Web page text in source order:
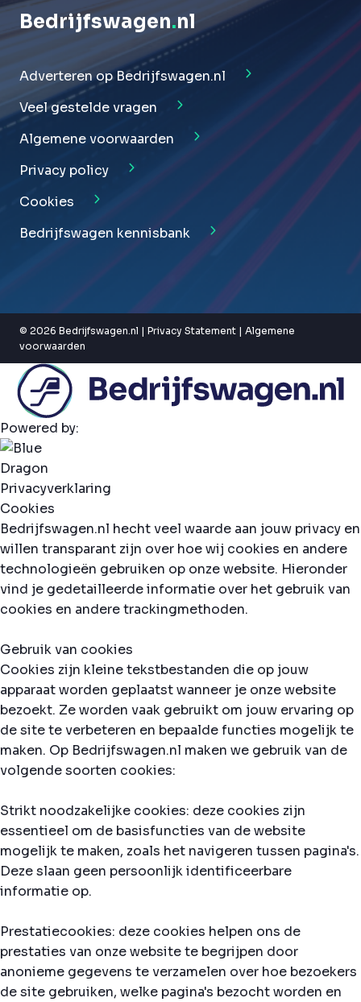
Bedrijfswagen.nl
Adverteren op Bedrijfswagen.nl
Veel gestelde vragen
Algemene voorwaarden
Privacy policy
Cookies
Bedrijfswagen kennisbank
© 2026 Bedrijfswagen.nl | Privacy Statement | Algemene
voorwaarden
Powered by:
Privacyverklaring
Cookies
Bedrijfswagen.nl hecht veel waarde aan jouw privacy en
willen transparant zijn over hoe wij cookies en andere
technologieën gebruiken op onze website. Hieronder
vind je gedetailleerde informatie over het gebruik van
cookies en andere trackingmethoden.
Gebruik van cookies
Cookies zijn kleine tekstbestanden die op jouw
apparaat worden geplaatst wanneer je onze website
bezoekt. Ze worden vaak gebruikt om jouw ervaring op
de site te verbeteren en bepaalde functies mogelijk te
maken. Op Bedrijfswagen.nl maken we gebruik van de
volgende soorten cookies:
Strikt noodzakelijke cookies: deze cookies zijn
essentieel om de basisfuncties van de website
mogelijk te maken, zoals het navigeren tussen pagina's.
Deze slaan geen persoonlijk identificeerbare
informatie op.
Prestatiecookies: deze cookies helpen ons de
prestaties van onze website te begrijpen door
anonieme gegevens te verzamelen over hoe bezoekers
de site gebruiken, welke pagina's bezocht worden en